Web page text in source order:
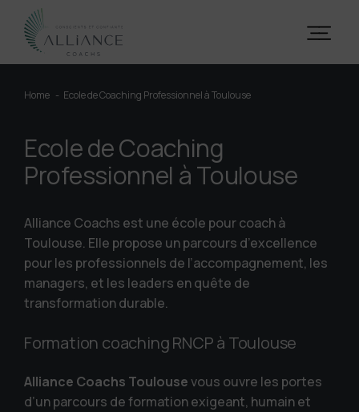
Home Ecole de Coaching Professionnel à Toulouse
Ecole de Coaching
Professionnel à Toulouse
Alliance Coachs est une école pour coach à
Toulouse. Elle propose un parcours d’excellence
pour les professionnels de l’accompagnement, les
managers, et les leaders en quête de
transformation durable.
Formation coaching RNCP à Toulouse
Alliance Coachs Toulousevous ouvre les portes
d’un parcours de formation exigeant, humain et